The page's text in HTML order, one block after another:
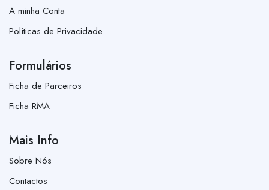
A minha Conta
Políticas de Privacidade
Formulários
Ficha de Parceiros
Ficha RMA
Mais Info
Sobre Nós
Contactos